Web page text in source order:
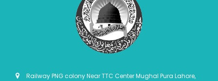
Railway PNG colony Near TTC Center Mughal Pura Lahore,